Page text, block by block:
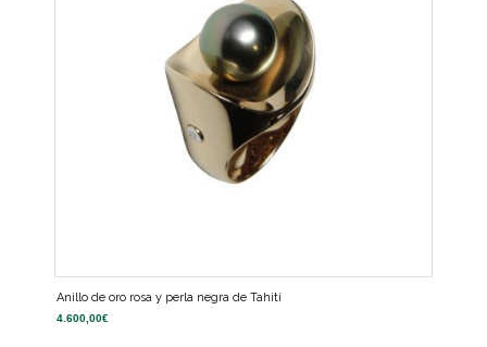
Anillo de oro rosa y perla negra de Tahití
4.600,00€